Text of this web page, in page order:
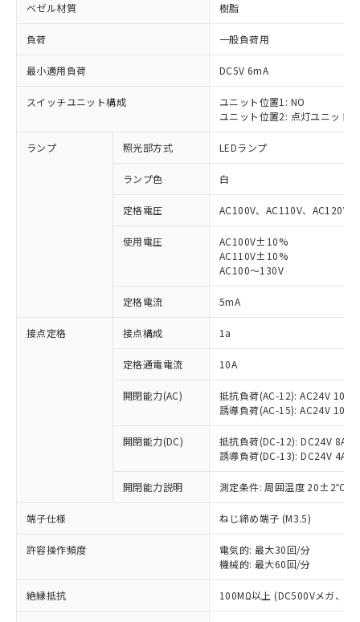
ベゼル材質 樹脂
負荷 一般負荷用
最小適用負荷 DC5V 6mA
スイッチユニット構成
ユニット位置1: NO
ユニット位置2: 点灯ユニット
ランプ 照光部方式 LEDランプ
ランプ色 白
定格電圧 AC100V、AC110V、AC120V
使用電圧
AC100V±10%
AC110V±10%
AC100～130V
定格電流 5mA
接点定格 接点構成 1a
定格通電電流 10A
開閉能力(AC)
抵抗負荷(AC-12): AC24V 10A/
誘導負荷(AC-15): AC24V
開閉能力(DC)
抵抗負荷(DC-12): DC24V 8A/
誘導負荷(DC-13): DC24V 4A/
開閉能力説明 測定条件: 周囲温度 20±2℃、
端子仕様 ねじ締め端子 (M3.5)
許容操作頻度
電気的: 最大30回/分
機械的: 最大60回/分
絶縁抵抗 100MΩ以上 (DC500Vメガ、点
ご利用条件
以下の条件をお読みいただき、同意のうえ
本サービスは、当社制御機器事業取扱
商品の当社在庫状況および標準価格
(税抜)を提供させていただくもので
当社制御機器事業取扱商品の中には、
本サービスの対象外となる商品もある
在庫状況および標準価格照会結果は、
記載している更新日時点での社内デー
タに基づき作成されるものであり、閲
覧された時点での実際の在庫および標
※1 対応状況
対応済み：EU RoHS指令（10物質）の
非含有に対応した製品が提供可能な商品で
対応予定：EU RoHS指令（10物質）の非含
有に対応した製品に切り替える予定のある
対応予定なし：EU RoHS指令（10物質）の
非含有に非対応の商品で、対応品を出す予
調査・確認中：EU RoHS指令（10物質）の
非含有の対応状況を調査中または確認中の
非該当品：ライセンス料など無形物で、有
害物質有無と関係のない商品です。
仕入先様の事情により、非含有部品として
いたものが、含有品と判明した場合などや
むを得ず変更することがあります。
鉛(Pb) 1000ppm以下、 水銀(Hg) 1000ppm以下、 カド
※1 中国RoHS○×表
「○」：最大均質材料含有率が中国RoHSの
基準値以下であることを示します。
「×」：最大均質材料含有率が中国RoHSの
基準値を超えていることを示します。
「－」：未確認です。当社販売部門へお問
*中国RoHS10物質の基準値 (GB/T26572)：
Pb(鉛) :1000ppm、 Hg(水銀) : 1000ppm、 Cd(カドミウ
当社は、これら貴社製品のうち、外国
為替および外国貿易法に定める商品
（以下｢規制貨物等」という）を輸出
国政府の輸出許可(または役務取引許